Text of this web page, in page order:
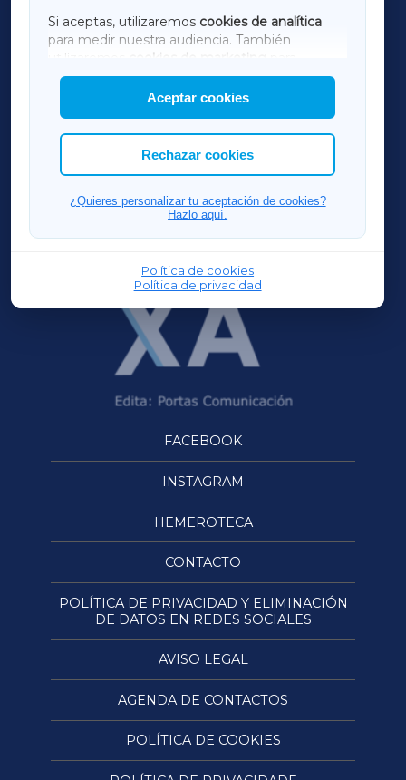
Si aceptas, utilizaremos cookies de analítica
para medir nuestra audiencia. También
utilizaremos
cookies de marketing
mostrar publicidad de terceros.
Asimismo, puedes personalizar la elección de
las cookies que deseas permitir.
Aceptar cookies
Rechazar cookies
¿Quieres personalizar tu aceptación de cookies?
Hazlo aquí.
Política de cookies
Política de privacidad
AMARIÑAXA
RIBEIRASACRAXA
ACORUÑAXA
FERROLXA
OURENSEXA
FACEBOOK
INSTAGRAM
HEMEROTECA
CONTACTO
POLÍTICA DE PRIVACIDAD Y ELIMINACIÓN
DE DATOS EN REDES SOCIALES
AVISO LEGAL
AGENDA DE CONTACTOS
POLÍTICA DE COOKIES